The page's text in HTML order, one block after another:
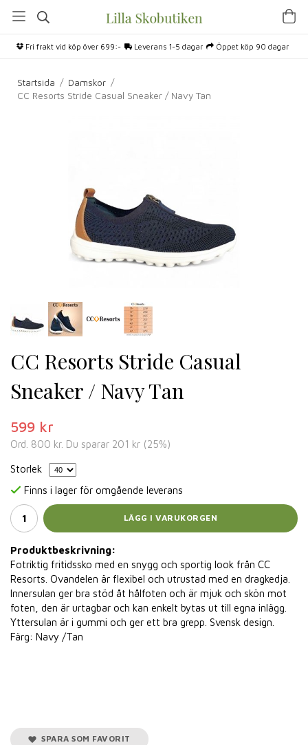
Fri frakt vid köp över 699:- Leverans 1-5 dagar Öppet köp 90 dagar
Startsida / Damskor /
CC Resorts Stride Casual Sneaker / Navy Tan
CC Resorts Stride Casual
Sneaker / Navy Tan
599 kr
Ord. 800 kr. Du sparar 201 kr (25%)
Storlek
Finns i lager för omgående leverans
LÄGG I VARUKORGEN
Produktbeskrivning:
Fotriktig fritidssko med en snygg och sportig look från CC
Resorts. Ovandelen är flexibel och utrustad med en dragkedja.
Innersulan ger bra stöd åt hålfoten och är mjuk och skön mot
foten, den är urtagbar och kan enkelt bytas ut till egna inlägg.
Yttersulan är i gummi och ger ett bra grepp. Svensk design.
Färg: Navy /Tan
SPARA SOM FAVORIT